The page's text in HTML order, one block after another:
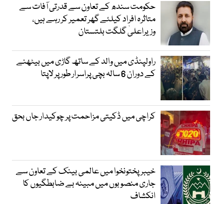
حکومت سندھ کے تعاون سے قدرتی آفات سے
متاثرہ افراد کیلئے گھر تعمیر کر رہے ہیں،
وزیراعلیٰ گلگت بلتستان
راولپنڈی میں والد کے ساتھ گاڑی میں بیٹھنے
کے دوران 6 سالہ بچی پراسرار طور پر لاپتا
کراچی میں ڈکیتی مزاحمت پر چوکیدار جاں بحق
خیبرپختونخوا میں عالمی بینک کے تعاون سے
جاری منصوبوں میں مبینہ بے ضابطگیوں کا
انکشاف